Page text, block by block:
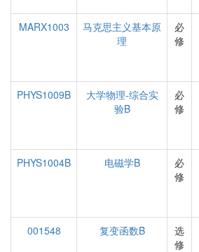
MARX1003
马克思主义基本原
理
必
修
PHYS1009B
大学物理-综合实
验B
必
修
PHYS1004B
电磁学B
必
修
001548
复变函数B
选
修